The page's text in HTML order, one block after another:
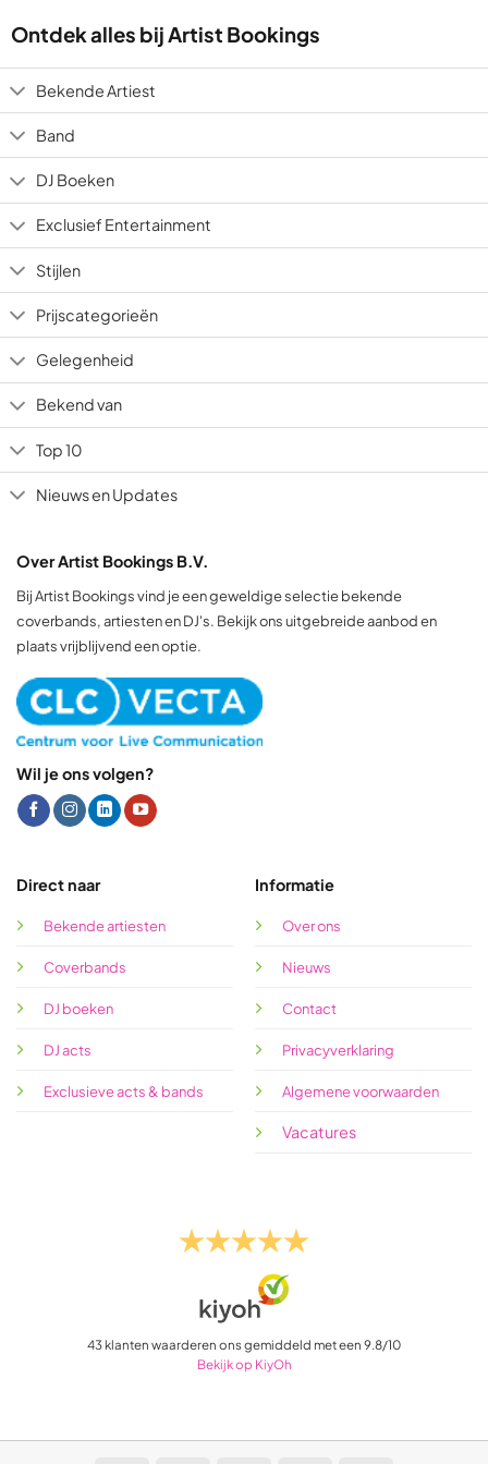
on
3
ratings
Ontdek alles bij Artist Bookings
Bekende Artiest
Band
DJ Boeken
Exclusief Entertainment
Stijlen
Prijscategorieën
Gelegenheid
Bekend van
Top 10
Nieuws en Updates
Over Artist Bookings B.V.
Bij Artist Bookings vind je een geweldige selectie bekende
coverbands, artiesten en DJ's. Bekijk ons uitgebreide aanbod en
plaats vrijblijvend een optie.
Wil je ons volgen?
Direct naar
Bekende artiesten
Coverbands
DJ boeken
DJ acts
Exclusieve acts & bands
Informatie
Over ons
Nieuws
Contact
Privacyverklaring
Algemene voorwaarden
Vacatures
43 klanten waarderen ons gemiddeld met een 9.8/10
Bekijk op KiyOh